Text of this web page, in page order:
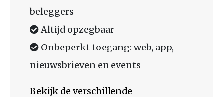
beleggers
Altijd opzegbaar
Onbeperkt toegang: web, app,
nieuwsbrieven en events
Bekijk de verschillende